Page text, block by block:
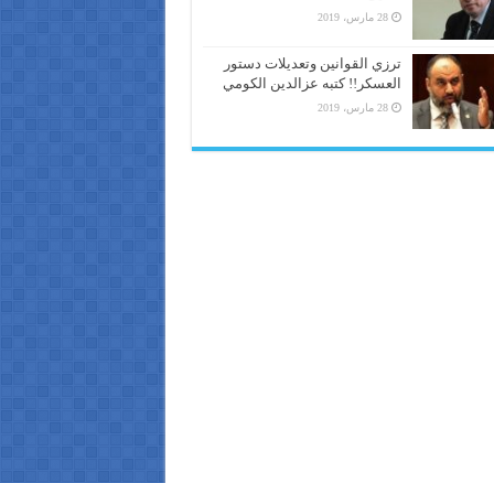
28 مارس، 2019
ترزي القوانين وتعديلات دستور
العسكر!! كتبه عزالدين الكومي
28 مارس، 2019